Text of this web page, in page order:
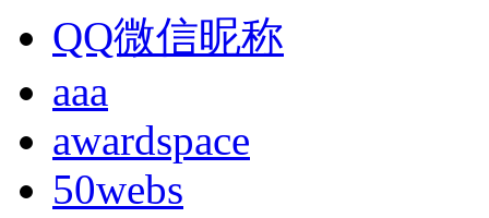
QQ微信昵称
aaa
awardspace
50webs